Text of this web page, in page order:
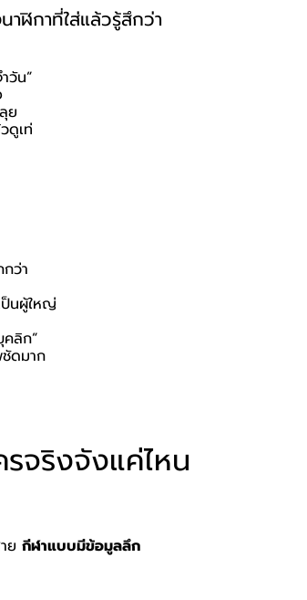
ฬิกาที่ใส่แล้วรู้สึกว่า
วัน”
ย
ดูเท่
ว่า
ป็นผู้ใหญ่
คลิก”
ดมาก
รจริงจังแค่ไหน
ย กีฬาแบบมีข้อมูลลึก